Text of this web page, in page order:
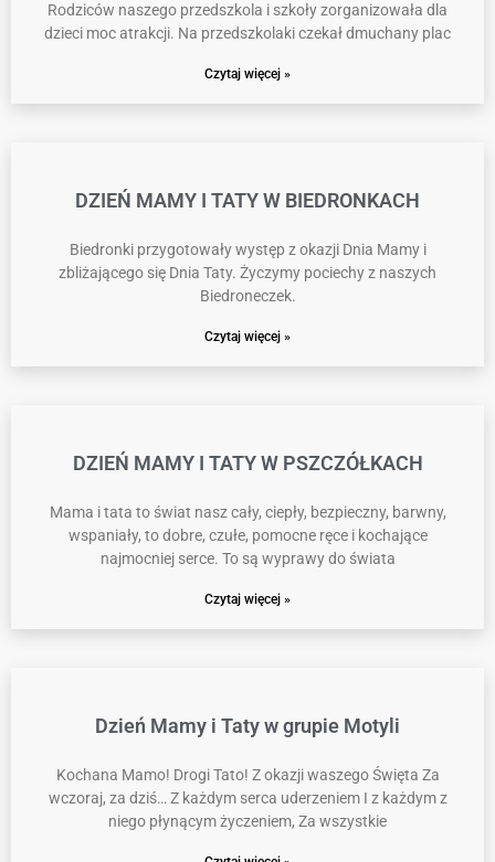
Rodziców naszego przedszkola i szkoły zorganizowała dla
dzieci moc atrakcji. Na przedszkolaki czekał dmuchany plac
Czytaj więcej »
DZIEŃ MAMY I TATY W BIEDRONKACH
Biedronki przygotowały występ z okazji Dnia Mamy i
zbliżającego się Dnia Taty. Życzymy pociechy z naszych
Biedroneczek.
Czytaj więcej »
DZIEŃ MAMY I TATY W PSZCZÓŁKACH
Mama i tata to świat nasz cały, ciepły, bezpieczny, barwny,
wspaniały, to dobre, czułe, pomocne ręce i kochające
najmocniej serce. To są wyprawy do świata
Czytaj więcej »
Dzień Mamy i Taty w grupie Motyli
Kochana Mamo! Drogi Tato! Z okazji waszego Święta Za
wczoraj, za dziś… Z każdym serca uderzeniem I z każdym z
niego płynącym życzeniem, Za wszystkie